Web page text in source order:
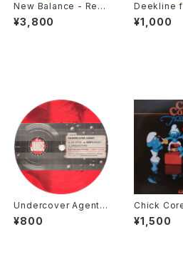
New Balance - Refl
ections / Secret Por
traits [Looking Goo
¥3,800
Deekline
Cat / Nick
Outta
¥1,000
Undercover Agent -
Oh Gosh (A-Sides R
emix) / Understand
¥800
Chick
ds
¥1,500